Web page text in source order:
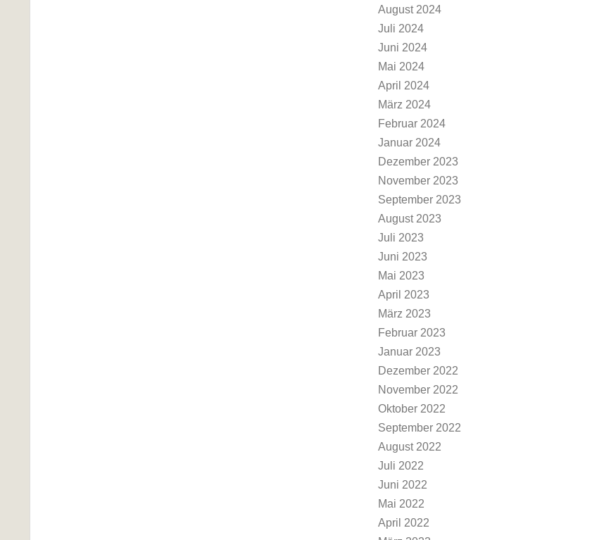
August 2024
Juli 2024
Juni 2024
Mai 2024
April 2024
März 2024
Februar 2024
Januar 2024
Dezember 2023
November 2023
September 2023
August 2023
Juli 2023
Juni 2023
Mai 2023
April 2023
März 2023
Februar 2023
Januar 2023
Dezember 2022
November 2022
Oktober 2022
September 2022
August 2022
Juli 2022
Juni 2022
Mai 2022
April 2022